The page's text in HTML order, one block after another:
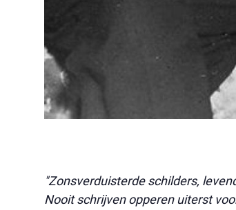
"Zonsverduisterde schilders,
Nooit schrijven opperen uiterst